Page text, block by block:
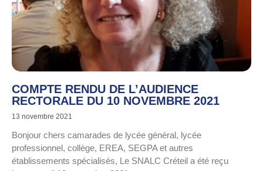
COMPTE RENDU DE L’AUDIENCE
RECTORALE DU 10 NOVEMBRE 2021
13 novembre 2021
Bonjour chers camarades de lycée général, lycée
professionnel, collège, EREA, SEGPA et autres
établissements spécialisés, Le SNALC Créteil a été reçu